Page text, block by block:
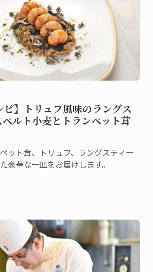
ピ】トリュフ風味のラングス
ペルト小麦とトランペット茸
ット茸、トリュフ、ラングスティー
豪華な一皿をお届けします。